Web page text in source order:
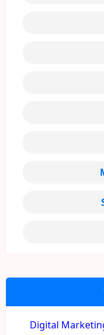
Digital